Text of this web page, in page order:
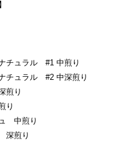
ュラル #1 中煎り
ュラル #2 中深煎り
煎り
り
中煎り
煎り